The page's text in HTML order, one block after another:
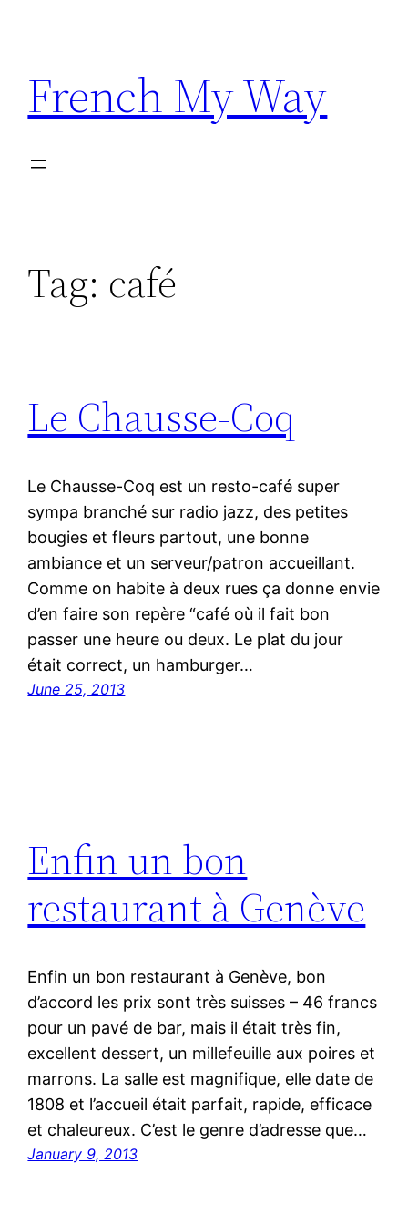
French My Way
Tag: café
Le Chausse-Coq
Le Chausse-Coq est un resto-café super
sympa branché sur radio jazz, des petites
bougies et fleurs partout, une bonne
ambiance et un serveur/patron accueillant.
Comme on habite à deux rues ça donne envie
d’en faire son repère “café où il fait bon
passer une heure ou deux. Le plat du jour
était correct, un hamburger…
June 25, 2013
Enfin un bon
restaurant à Genève
Enfin un bon restaurant à Genève, bon
d’accord les prix sont très suisses – 46 francs
pour un pavé de bar, mais il était très fin,
excellent dessert, un millefeuille aux poires et
marrons. La salle est magnifique, elle date de
1808 et l’accueil était parfait, rapide, efficace
et chaleureux. C’est le genre d’adresse que…
January 9, 2013